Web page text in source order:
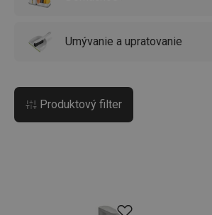
Umývanie a upratovanie
Produktový filter